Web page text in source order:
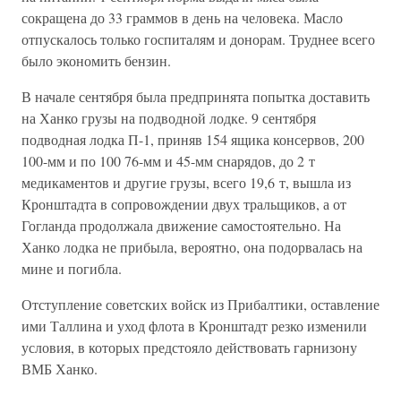
сокращена до 33 граммов в день на человека. Масло
отпускалось только госпиталям и донорам. Труднее всего
было экономить бензин.
В начале сентября была предпринята попытка доставить
на Ханко грузы на подводной лодке. 9 сентября
подводная лодка П-1, приняв 154 ящика консервов, 200
100-мм и по 100 76-мм и 45-мм снарядов, до 2 т
медикаментов и другие грузы, всего 19,6 т, вышла из
Кронштадта в сопровождении двух тральщиков, а от
Гогланда продолжала движение самостоятельно. На
Ханко лодка не прибыла, вероятно, она подорвалась на
мине и погибла.
Отступление советских войск из Прибалтики, оставление
ими Таллина и уход флота в Кронштадт резко изменили
условия, в которых предстояло действовать гарнизону
ВМБ Ханко.